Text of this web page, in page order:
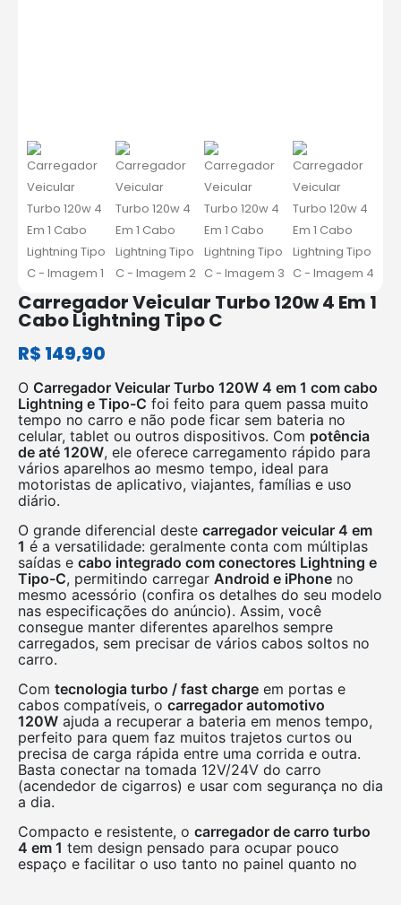
Carregador Veicular Turbo 120w 4 Em 1
Cabo Lightning Tipo C
R$ 149,90
O Carregador Veicular Turbo 120W 4 em 1 com cabo
Lightning e Tipo-C foi feito para quem passa muito
tempo no carro e não pode ficar sem bateria no
celular, tablet ou outros dispositivos. Com potência
de até 120W, ele oferece carregamento rápido para
vários aparelhos ao mesmo tempo, ideal para
motoristas de aplicativo, viajantes, famílias e uso
diário.
O grande diferencial deste carregador veicular 4 em
1 é a versatilidade: geralmente conta com múltiplas
saídas e cabo integrado com conectores Lightning e
Tipo-C, permitindo carregar Android e iPhone no
mesmo acessório (confira os detalhes do seu modelo
nas especificações do anúncio). Assim, você
consegue manter diferentes aparelhos sempre
carregados, sem precisar de vários cabos soltos no
carro.
Com tecnologia turbo / fast charge em portas e
cabos compatíveis, o carregador automotivo
120W ajuda a recuperar a bateria em menos tempo,
perfeito para quem faz muitos trajetos curtos ou
precisa de carga rápida entre uma corrida e outra.
Basta conectar na tomada 12V/24V do carro
(acendedor de cigarros) e usar com segurança no dia
a dia.
Compacto e resistente, o carregador de carro turbo
4 em 1 tem design pensado para ocupar pouco
espaço e facilitar o uso tanto no painel quanto no